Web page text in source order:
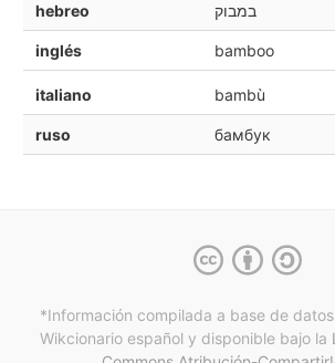
hebreo במבוק
inglés bamboo
italiano bambù
ruso бамбук
*Información compilada a base de
Wikcionario español y disponible bajo la